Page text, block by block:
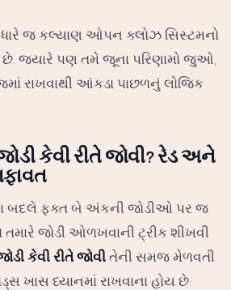
જ કલ્યાણ ઓપન ક્લોઝ સિસ્ટમનો
છે. જ્યારે પણ તમે જૂના પરિણામો જુઓ,
રાખવાથી આંકડા પાછળનું લોજિક
કેવી રીતે જોવી? રેડ અને
બદલે ફક્ત બે અંકની જોડીઓ પર જ
તમારે જોડી ઓળખવાની ટ્રીક શીખવી
કેવી રીતે જોવીતેની સમજ મેળવતી
ખાસ ધ્યાનમાં રાખવાના હોય છે: